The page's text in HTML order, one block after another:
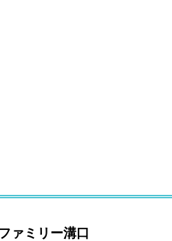
ァミリー溝口